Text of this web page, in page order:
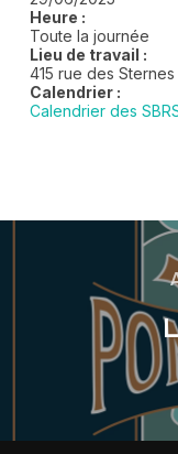
Heure :
Toute la journée
Lieu de travail :
415 rue des
Calendrier :
Calendrier des